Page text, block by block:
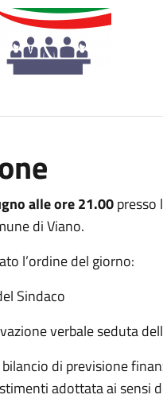
alle ore 21.00presso
di Viano.
l’ordine del giorno:
Sindaco
verbale seduta
di previsione
adottata ai sensi